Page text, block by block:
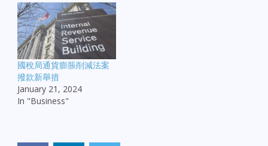
國稅局通貨膨脹削減法案
撥款新舉措
January 21, 2024
In "Business"